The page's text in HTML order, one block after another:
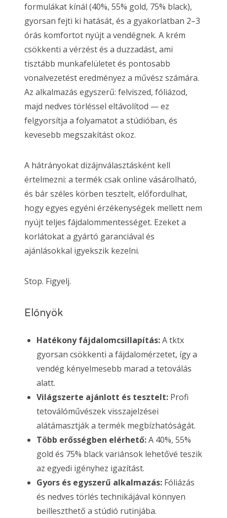
formulákat kínál (40%, 55% gold, 75% black),
gyorsan fejti ki hatását, és a gyakorlatban 2–3
órás komfortot nyújt a vendégnek. A krém
csökkenti a vérzést és a duzzadást, ami
tisztább munkafelületet és pontosabb
vonalvezetést eredményez a művész számára.
Az alkalmazás egyszerű: felviszed, fóliázod,
majd nedves törléssel eltávolítod — ez
felgyorsítja a folyamatot a stúdióban, és
kevesebb megszakítást okoz.
A hátrányokat dizájnválasztásként kell
értelmezni: a termék csak online vásárolható,
és bár széles körben tesztelt, előfordulhat,
hogy egyes egyéni érzékenységek mellett nem
nyújt teljes fájdalommentességet. Ezeket a
korlátokat a gyártó garanciával és
ajánlásokkal igyekszik kezelni.
Stop. Figyelj.
Előnyök
Hatékony fájdalomcsillapítás:A tktx
gyorsan csökkenti a fájdalomérzetet, így a
vendég kényelmesebb marad a tetoválás
alatt.
Világszerte ajánlott és tesztelt: Profi
tetoválóművészek visszajelzései
alátámasztják a termék megbízhatóságát.
Több erősségben elérhető:A 40%, 55%
gold és 75% black variánsok lehetővé teszik
az egyedi igényhez igazítást.
Gyors és egyszerű alkalmazás: Fóliázás
és nedves törlés technikájával könnyen
beilleszthető a stúdió rutinjába.